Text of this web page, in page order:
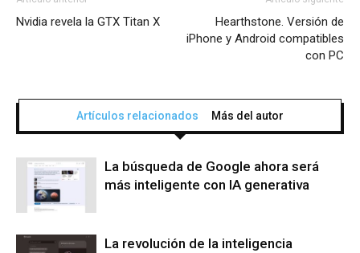
Nvidia revela la GTX Titan X
Hearthstone. Versión de
iPhone y Android compatibles
con PC
Artículos relacionados Más del autor
La búsqueda de Google ahora será
más inteligente con IA generativa
La revolución de la inteligencia